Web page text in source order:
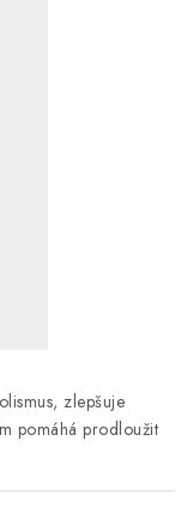
zlepšuje
pomáhá prodloužit